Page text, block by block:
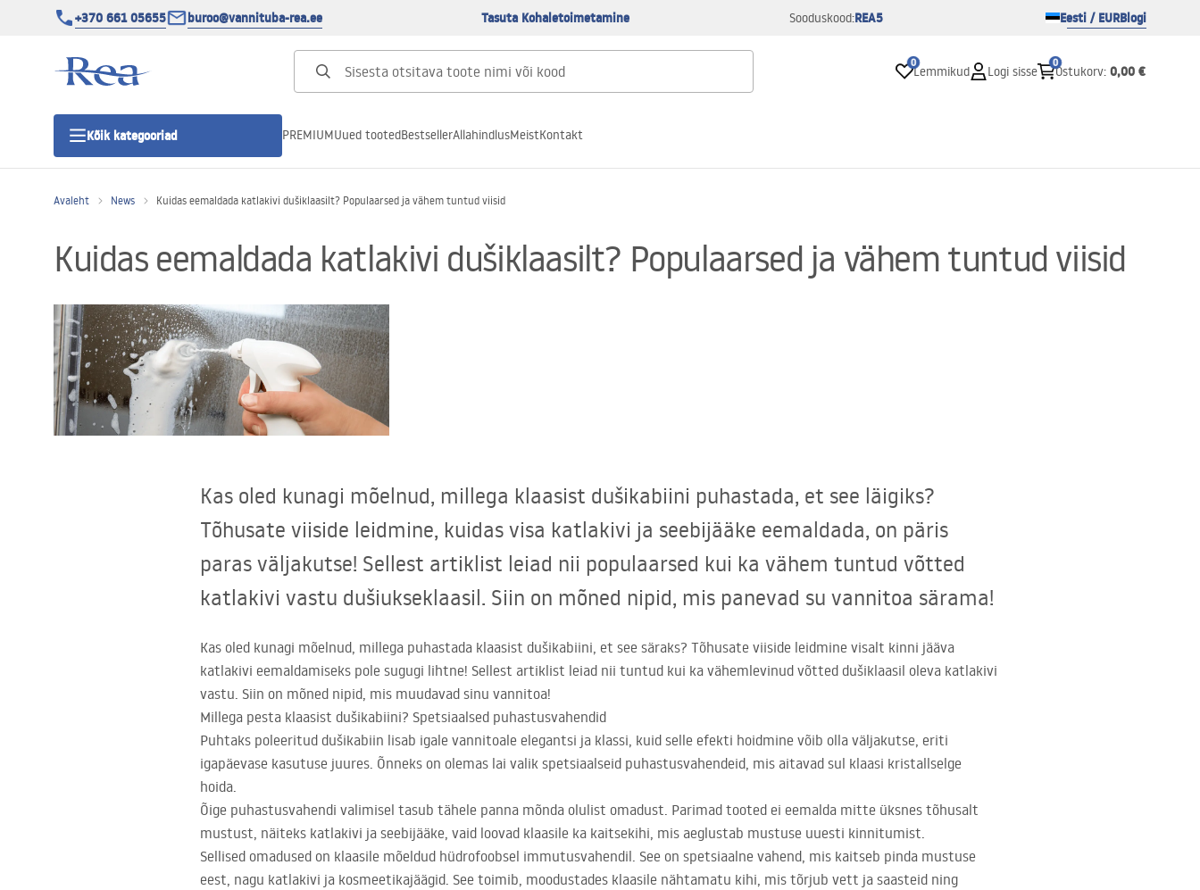
+370 661 05655 buroo@vannituba-rea.ee Tasuta Kohaletoimetamine Sooduskood:REA5 Eesti / EURBlogi
0
Lemmikud Logi sisse
0
Ostukorv: 0,00 €
Kõik kategooriad
Duši uks
Vannitoa dušialused
Lineaarne duši äravool
Tualettruumid
Vannid ja ekraanid
PREMIUMUued tootedBestsellerAllahindlusMeistKontakt
Avaleht News Kuidas eemaldada katlakivi dušiklaasilt? Populaarsed ja vähem tuntud viisid
Kuidas eemaldada katlakivi dušiklaasilt? Populaarsed ja vähem tuntud viisid
Kas oled kunagi mõelnud, millega klaasist dušikabiini puhastada, et see läigiks?
Tõhusate viiside leidmine, kuidas visa katlakivi ja seebijääke eemaldada, on päris
paras väljakutse! Sellest artiklist leiad nii populaarsed kui ka vähem tuntud võtted
katlakivi vastu dušiukseklaasil. Siin on mõned nipid, mis panevad su vannitoa särama!
Kas oled kunagi mõelnud, millega puhastada klaasist dušikabiini, et see säraks? Tõhusate viiside leidmine visalt kinni jääva
katlakivi eemaldamiseks pole sugugi lihtne! Sellest artiklist leiad nii tuntud kui ka vähemlevinud võtted dušiklaasil oleva katlakivi
vastu. Siin on mõned nipid, mis muudavad sinu vannitoa!
Millega pesta klaasist dušikabiini? Spetsiaalsed puhastusvahendid
Puhtaks poleeritud dušikabiin lisab igale vannitoale elegantsi ja klassi, kuid selle efekti hoidmine võib olla väljakutse, eriti
igapäevase kasutuse juures. Õnneks on olemas lai valik spetsiaalseid puhastusvahendeid, mis aitavad sul klaasi kristallselge
hoida.
Õige puhastusvahendi valimisel tasub tähele panna mõnda olulist omadust. Parimad tooted ei eemalda mitte üksnes tõhusalt
mustust, näiteks katlakivi ja seebijääke, vaid loovad klaasile ka kaitsekihi, mis aeglustab mustuse uuesti kinnitumist.
Sellised omadused on klaasile mõeldud hüdrofoobsel immutusvahendil. See on spetsiaalne vahend, mis kaitseb pinda mustuse
eest, nagu katlakivi ja kosmeetikajäägid. See toimib, moodustades klaasile nähtamatu kihi, mis tõrjub vett ja saasteid ning